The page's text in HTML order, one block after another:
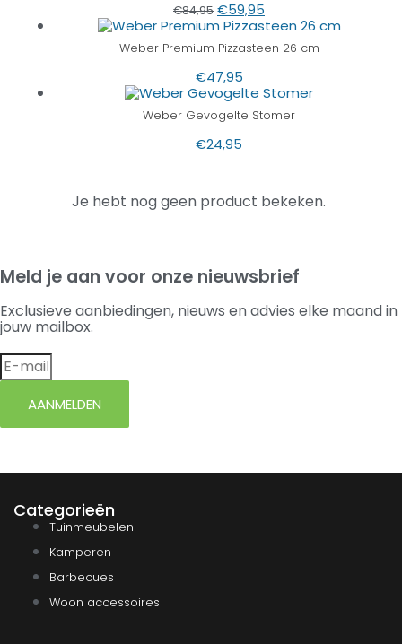
€84,95 €59,95
Weber Premium Pizzasteen 26 cm
€47,95
Weber Gevogelte Stomer
€24,95
Je hebt nog geen product bekeken.
Meld je aan voor onze nieuwsbrief
Exclusieve aanbiedingen, nieuws en advies elke maand in
jouw mailbox.
AANMELDEN
Categorieën
Tuinmeubelen
Kamperen
Barbecues
Woon accessoires